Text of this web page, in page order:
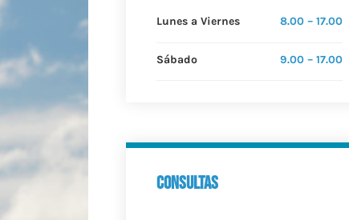
Lunes a Viernes 8.00 – 17.00
Sábado 9.00 – 17.00
consultas